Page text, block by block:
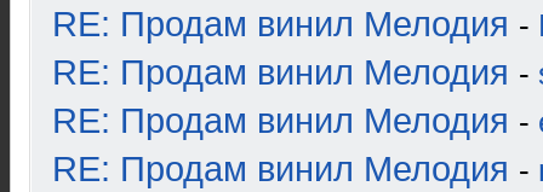
RE: Продам винил Мелодия -
RE: Продам винил Мелодия -
RE: Продам винил Мелодия -
RE: Продам винил Мелодия -